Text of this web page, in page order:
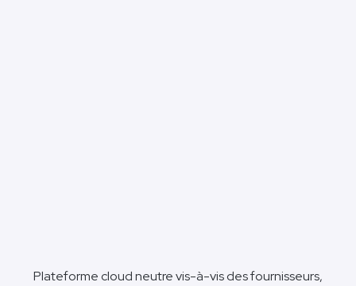
Plateforme cloud neutre vis-à-vis des fournisseurs,